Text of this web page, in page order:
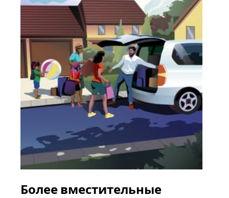
Более вместительные